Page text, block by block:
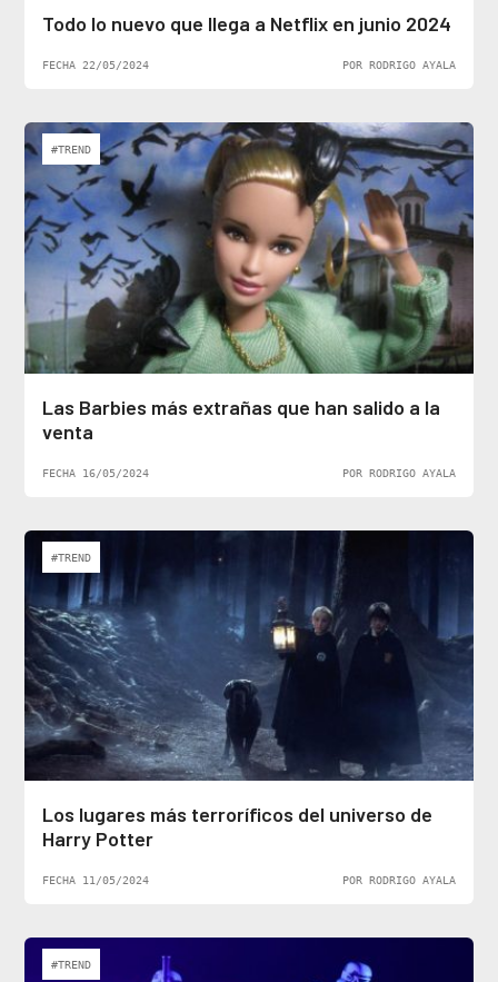
Todo lo nuevo que llega a Netflix en junio 2024
FECHA 22/05/2024 POR RODRIGO AYALA
#TREND
Las Barbies más extrañas que han salido a la
venta
FECHA 16/05/2024 POR RODRIGO AYALA
#TREND
Los lugares más terroríficos del universo de
Harry Potter
FECHA 11/05/2024 POR RODRIGO AYALA
#TREND